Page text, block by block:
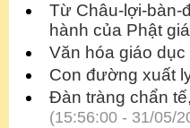
Từ Châu-lợi-bàn-
hành của Phật
Văn hóa giáo dục
Con đường xuất
Đàn tràng chẩn
(15:56:00 - 31/05/